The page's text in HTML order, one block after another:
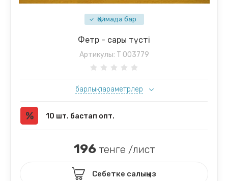
Қоймада бар
Фетр - сары түсті
Артикулы: T 003779
барлық параметрлер
10 шт. бастап опт.
196тенге /лист
Себетке салыңыз